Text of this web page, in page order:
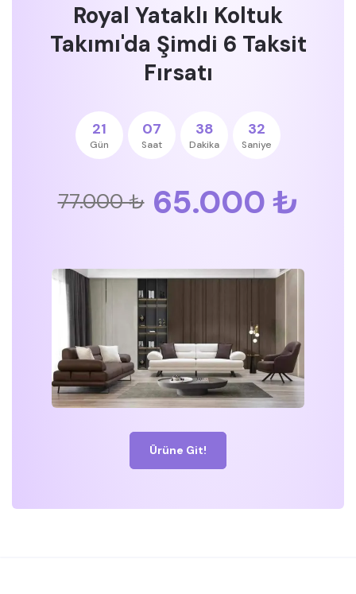
Royal Yataklı Koltuk
Takımı'da Şimdi 6 Taksit
Fırsatı
21
Gün
07
Saat
38
Dakika
31
Saniye
77.000 ₺ 65.000 ₺
Ürüne Git!